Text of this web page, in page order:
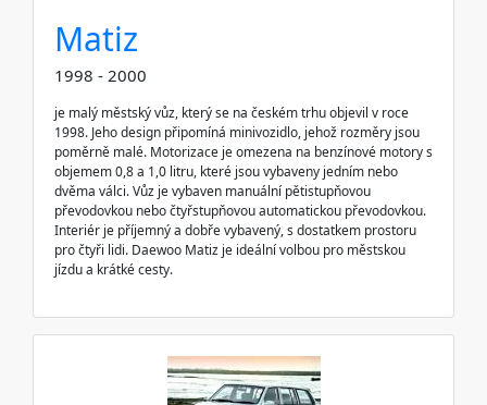
Matiz
1998 - 2000
je malý městský vůz, který se na českém trhu objevil v roce
1998. Jeho design připomíná minivozidlo, jehož rozměry jsou
poměrně malé. Motorizace je omezena na benzínové motory s
objemem 0,8 a 1,0 litru, které jsou vybaveny jedním nebo
dvěma válci. Vůz je vybaven manuální pětistupňovou
převodovkou nebo čtyřstupňovou automatickou převodovkou.
Interiér je příjemný a dobře vybavený, s dostatkem prostoru
pro čtyři lidi. Daewoo Matiz je ideální volbou pro městskou
jízdu a krátké cesty.